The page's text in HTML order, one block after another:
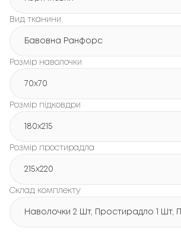
Вид тканини
Бавовна Ранфорс
Розмір наволочки
70x70
Розмір підковдри
180х215
Розмір простирадла
215х220
Склад комплекту
Наволочки 2 Шт, Простирадло 1 Шт,